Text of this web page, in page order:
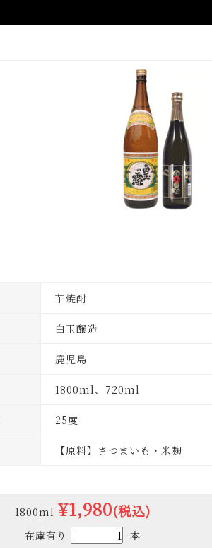
芋焼酎
白玉醸造
鹿児島
1800ml、720ml
25度
【原料】さつまいも・米麹
1800ml ¥1,980(税込)
在庫有り 本